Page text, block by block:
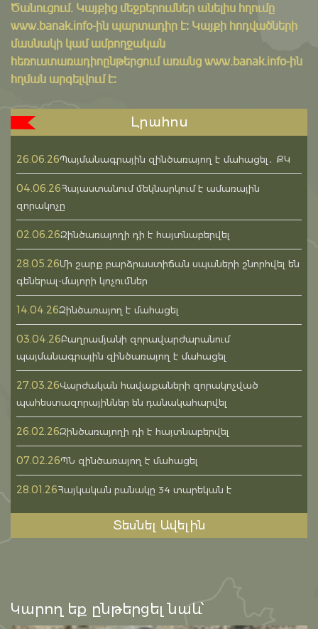
Ծանուցում․ Կայքից մեջբերումներ անելիս հղումը
www.banak.info-ին պարտադիր է: Կայքի հոդվածների
մասնակի կամ ամբողջական
հեռուստառադիոընթերցում առանց www.banak.info-ին
հղման արգելվում է:
Լրահոս
26.06.26Պայմանագրային զինծառայող է մահացել․ ՔԿ
04.06.26Հայաստանում մեկնարկում է ամառային
զորակոչը
02.06.26Զինծառայողի դի է հայտնաբերվել
28.05.26Մի շարք բարձրաստիճան սպաների շնորհվել են
գեներալ-մայորի կոչումներ
14.04.26Զինծառայող է մահացել
03.04.26Բաղրամյանի զորավարժարանում
պայմանագրային զինծառայող է մահացել
27.03.26Վարժական հավաքաների զորակոչված
պահեստազորայիններ են դանակահարվել
26.02.26Զինծառայողի դի է հայտնաբերվել
07.02.26ՊՆ զինծառայող է մահացել
28.01.26Հայկական բանակը 34 տարեկան է
Տեսնել Ավելին
Կարող եք ընթերցել նաև՝